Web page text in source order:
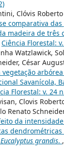
Clóvis
comparativa
madeira de três
Ciência Florestal:
Watzlawick,
César
vegetação
Savanícola,
Florestal: v. 24
Clovis
Renato
da
dendrométricas
Eucalyptus grandis. ,